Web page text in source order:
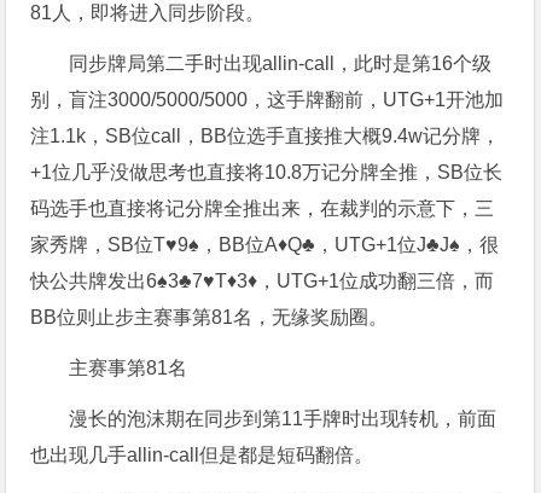
81人，即将进入同步阶段。
同步牌局第二手时出现allin-call，此时是第16个级
别，盲注3000/5000/5000，这手牌翻前，UTG+1开池加
注1.1k，SB位call，BB位选手直接推大概9.4w记分牌，
+1位几乎没做思考也直接将10.8万记分牌全推，SB位长
码选手也直接将记分牌全推出来，在裁判的示意下，三
家秀牌，SB位T♥️9♠️，BB位A♦️Q♣️，UTG+1位J♣️J♠️，很
快公共牌发出6♠️3♣️7♥️T♦️3♦️，UTG+1位成功翻三倍，而
BB位则止步主赛事第81名，无缘奖励圈。
主赛事第81名
漫长的泡沫期在同步到第11手牌时出现转机，前面
也出现几手allin-call但是都是短码翻倍。